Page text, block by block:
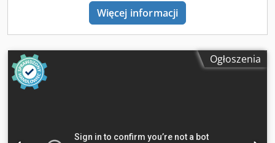
Więcej informacji
Ogłoszenia